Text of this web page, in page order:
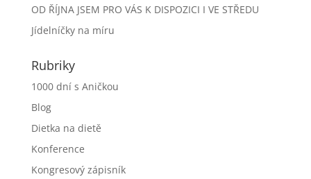
OD ŘÍJNA JSEM PRO VÁS K DISPOZICI I VE STŘEDU
Jídelníčky na míru
Rubriky
1000 dní s Aničkou
Blog
Dietka na dietě
Konference
Kongresový zápisník